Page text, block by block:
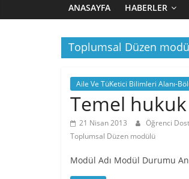
ANASAYFA HABERLER
Toplumsal Düzen
Aile Ve TüKetici Bilimleri Alanı-
Temel
21 Nisan 2013 Öğrenci
Toplumsal Düzen modülü
Modül Adı Modül Durumu